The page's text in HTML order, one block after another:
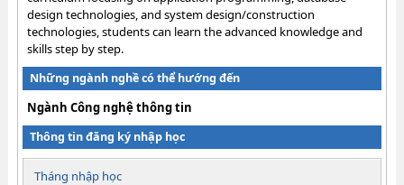
design technologies, and system design/construction
technologies, students can learn the advanced knowledge and
skills step by step.
Những ngành nghề có thể hướng đến
Ngành Công nghệ thông tin
Thông tin đăng ký nhập học
Tháng nhập học